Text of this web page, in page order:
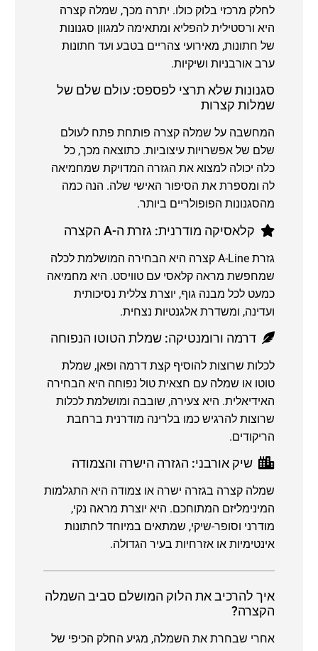
לחלק מרכזי בלוק כולו. יתרה מכך, שמלה קצרה
היא ורסטילית להפליא ומתאימה למגוון סגנונות
של חתונות, מאירועי צהריים בטבע ועד חתונות
ערב אורבניות ושיקיות.
סגנונות שלא תרצי לפספס: עולם שלם של
שמלות קצרות
המחשבה על שמלה קצרה פותחת פתח לעולם
שלם של אפשרויות עיצוביות. כתוצאה מכך, כל
כלה יכולה למצוא את הגזרה המדויקת שמחמיאה
לה ומספרת את הסיפור האישי שלה. הנה כמה
מהסגנונות הפופולריים ביותר.
קלאסיקה מודרנית: גזרת ה-A הקצרה
גזרת A-Line קצרה היא הבחירה המושלמת לכלה
שמחפשת מראה קלאסי עם טוויסט. היא מחמיאה
כמעט לכל מבנה גוף, יוצרת צללית נסיכותית
ועדינה, ומשדרת אלגנטיות נצחית.
דרמה ורומנטיקה: שמלת הטוטו הנפוחה
לכלות שרוצות להוסיף קצת דרמה ופאן, שמלת
טוטו או שמלה עם חצאית טול נפוחה היא הבחירה
האידיאלית. היא צעירה, שובבה ומושלמת לכלות
שרוצות להרגיש כמו בלרינה מודרנית ברחבת
הריקודים.
שיק אורבני: הגזרה הישרה והצמודה
שמלה קצרה בגזרה ישרה או צמודה היא התגלמות
המינימליזם המתוחכם. היא יוצרת מראה נקי,
מודרני וסופר-שיקי, שמתאים במיוחד לחתונות
אינטימיות או אזרחיות בעיר הגדולה.
איך להרכיב את הלוק המושלם סביב השמלה
הקצרה?
אחרי שבחרת את השמלה, מגיע החלק הכיפי של